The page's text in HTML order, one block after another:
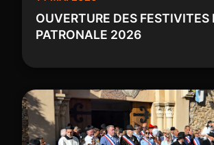
OUVERTURE DES FESTIVITES
PATRONALE 2026